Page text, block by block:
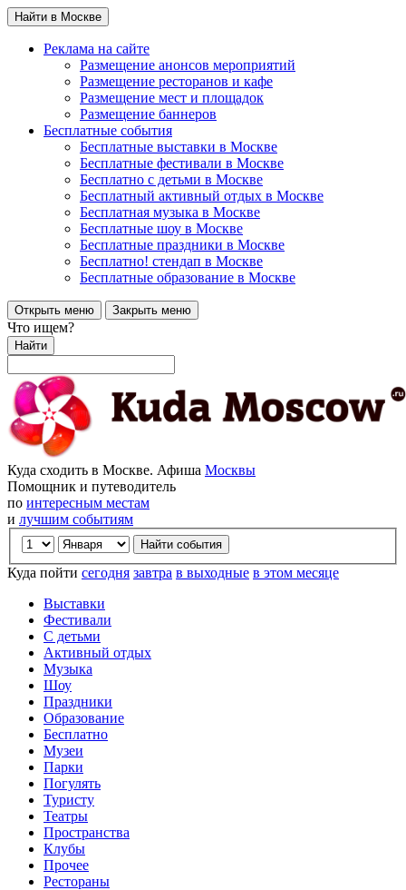
Найти в Москве
Реклама на сайте
Размещение анонсов мероприятий
Размещение ресторанов и кафе
Размещение мест и площадок
Размещение баннеров
Бесплатные события
Бесплатные выставки в Москве
Бесплатные фестивали в Москве
Бесплатно с детьми в Москве
Бесплатный активный отдых в Москве
Бесплатная музыка в Москве
Бесплатные шоу в Москве
Бесплатные праздники в Москве
Бесплатно! стендап в Москве
Бесплатные образование в Москве
Открыть меню Закрыть меню
Что ищем?
Найти
Куда сходить в Москве. Афиша Москвы
Помощник и путеводитель
по интересным местам
и лучшим событиям
Куда пойти сегодня завтра в выходные в этом месяце
Выставки
Фестивали
С детьми
Активный отдых
Музыка
Шоу
Праздники
Образование
Бесплатно
Музеи
Парки
Погулять
Туристу
Театры
Пространства
Клубы
Прочее
Рестораны